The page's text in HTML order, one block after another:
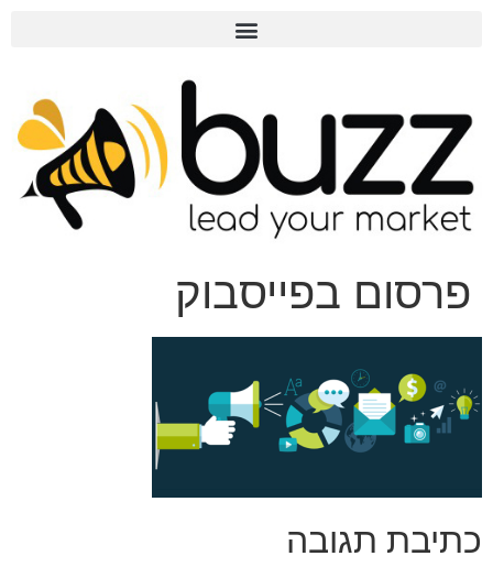
פרסום בפייסבוק
כתיבת תגובה